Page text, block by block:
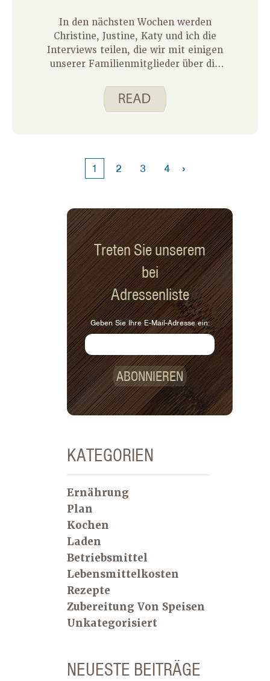
In den nächsten Wochen werden
Christine, Justine, Katy und ich die
Interviews teilen, die wir mit einigen
unserer Familienmitglieder über die
dass sie Ihnen genauso viel Spaß
machen, wie wir es genossen haben,
jährigen Tochter Paige geführt habe.
Sie backt gerne und ist in der Küche
bemerken
1 2 3 4 ›
Treten Sie unserem
bei
Adressenliste
Geben Sie Ihre E-Mail-Adresse ein:
ABONNIEREN
KATEGORIEN
Ernährung
Plan
Kochen
Laden
Betriebsmittel
Lebensmittelkosten
Rezepte
Zubereitung Von Speisen
Unkategorisiert
NEUESTE BEITRÄGE